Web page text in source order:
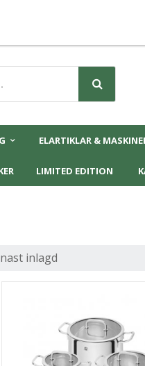
ELARTIKLAR &
LIMITED EDITION
inlagd